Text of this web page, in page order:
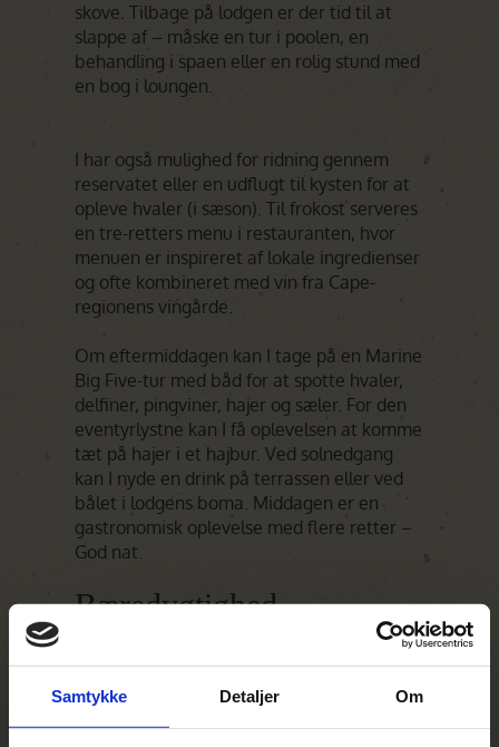
Samtykke Detaljer Om
skove. Tilbage på lodgen er der tid til at
slappe af – måske en tur i poolen, en
behandling i spaen eller en rolig stund med
en bog i loungen.
I har også mulighed for ridning gennem
reservatet eller en udflugt til kysten for at
opleve hvaler (i sæson). Til frokost serveres
en tre-retters menu i restauranten, hvor
menuen er inspireret af lokale ingredienser
og ofte kombineret med vin fra Cape-
regionens vingårde.
Om eftermiddagen kan I tage på en Marine
Big Five-tur med båd for at spotte hvaler,
delfiner, pingviner, hajer og sæler. For den
eventyrlystne kan I få oplevelsen at komme
tæt på hajer i et hajbur. Ved solnedgang
kan I nyde en drink på terrassen eller ved
bålet i lodgens boma. Middagen er en
gastronomisk oplevelse med flere retter –
God nat.
Bæredygtighed
Bæredygtighed er en integreret del af
gæsteoplevelser og sociale projekter.
Reservatet arbejder målrettet med at